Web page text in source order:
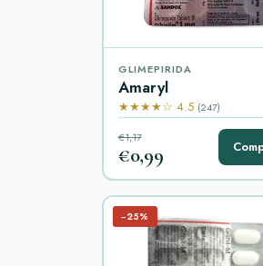
GLIMEPIRIDA
Amaryl
★★★★☆ 4.5 (247)
€1,17
€0,99
−25%